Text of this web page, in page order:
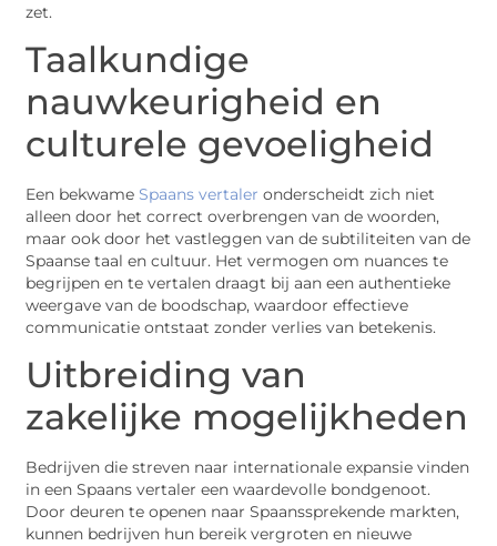
zet.
Taalkundige
nauwkeurigheid en
culturele gevoeligheid
Een bekwame Spaans vertaler onderscheidt zich niet
alleen door het correct overbrengen van de woorden,
maar ook door het vastleggen van de subtiliteiten van de
Spaanse taal en cultuur. Het vermogen om nuances te
begrijpen en te vertalen draagt bij aan een authentieke
weergave van de boodschap, waardoor effectieve
communicatie ontstaat zonder verlies van betekenis.
Uitbreiding van
zakelijke mogelijkheden
Bedrijven die streven naar internationale expansie vinden
in een Spaans vertaler een waardevolle bondgenoot.
Door deuren te openen naar Spaanssprekende markten,
kunnen bedrijven hun bereik vergroten en nieuwe